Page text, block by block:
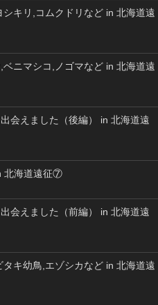
シキリ,コムクドリなど in 北海道遠
ベニマシコ,ノゴマなど in 北海道遠
会えました（後編） in 北海道遠
北海道遠征⑦
会えました（前編） in 北海道遠
タキ幼鳥,エゾシカなど in 北海道遠